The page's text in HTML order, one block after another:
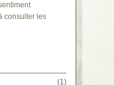
consulter les
(1)